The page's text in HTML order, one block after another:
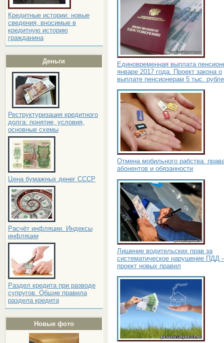
Кредитные истории: новые
сведения, вносимые в
кредитную историю
гражданина
Деньги
Реструктуризация кредитного
долга: понятие, условия,
основные схемы
Цена бумажных денег СССР
Расчёт инфляции. Индексы
инфляции
Раздел кредита при разводе
супругов. Общие правила
раздела кредита
Новые фото
Единовременная выплата
январе 2017 года. Проект закона о
выплате пенсионерам 5 тыс.
Отмена мобильного рабства:
абонентов и обязанности
Лишение водительских прав за
систематическое нарушение ПДД
проект новых правил